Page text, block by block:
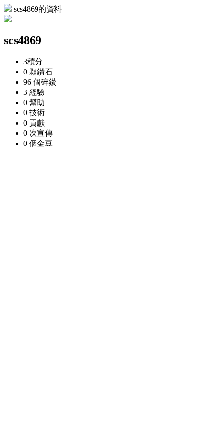
scs4869的資料
scs4869
3積分
0 顆鑽石
96 個碎鑽
3 經驗
0 幫助
0 技術
0 貢獻
0 次宣傳
0 個金豆